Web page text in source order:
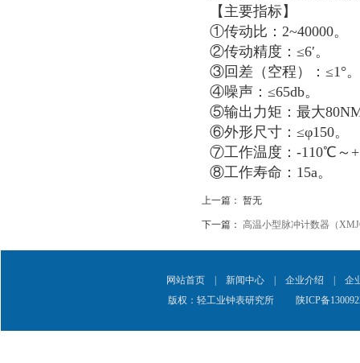
【主要指标】
①传动比：2~40000。
②传动精度：≤6′。
③回差（空程）：≤1°。
④噪声：≤65db。
⑤输出力矩：最大
⑥外形尺寸：≤φ150。
⑦工作温度：-110℃～
⑧工作寿命：15a。
上一篇： 暂无
下一篇： 高温小型脉冲计数器（
网站首页 新闻中心 企业介绍
企
版权：轻工业钟表研究所
陕ICP备